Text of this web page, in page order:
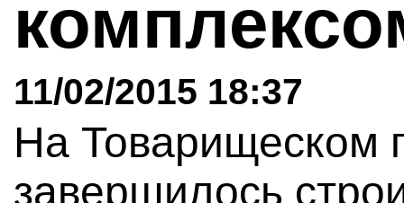
11/02/2015 18:37
На Товарищеском
завершилось